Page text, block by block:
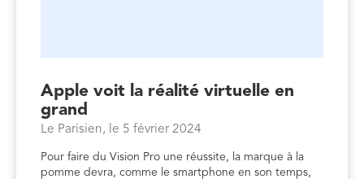
Apple voit la réalité virtuelle en
grand
Le Parisien, le 5 février 2024
Pour faire du Vision Pro une réussite, la marque à la
pomme devra, comme le smartphone en son temps,